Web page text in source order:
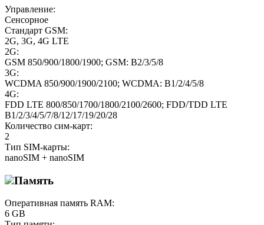
Управление:
Сенсорное
Стандарт GSM:
2G, 3G, 4G LTE
2G:
GSM 850/900/1800/1900; GSM: B2/3/5/8
3G:
WCDMA 850/900/1900/2100; WCDMA: B1/2/4/5/8
4G:
FDD LTE 800/850/1700/1800/2100/2600; FDD/TDD LTE
B1/2/3/4/5/7/8/12/17/19/20/28
Количество сим-карт:
2
Тип SIM-карты:
nanoSIM + nanoSIM
Память
Оперативная память RAM:
6 GB